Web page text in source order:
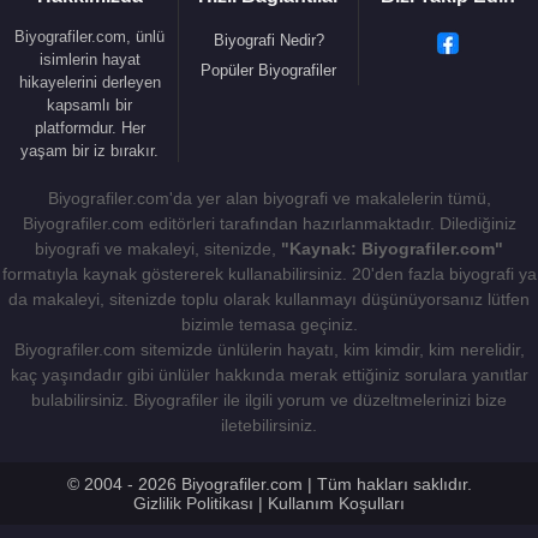
oluşturur.
Anatomi çalışmalarını basit yapılı hayvanlar
üzerinde yapmıştır. Berberi şebeği üzerinde yaptığı
incelemeler onu insan anatomisi üzerinde
inceledi. Kafa sinirlerinin yedi çiftini ve kalp
kapakçıklarını tanımladı. Toplardamar ve atardamar
arasındaki farkları saptadı. O devirde atardamarın
hava taşıdığı düşünülüyordu. Atardamarın hava
değil, kan taşıdığını ortaya koydu. Tüm bunlara
karşın kanın vücutta dolaştığını fark edemedi. İnsan
sağlığının ve hastalığının dört vücut sıvısı (kan,
safra, kara safra, balgam) arasındaki dengeye bağlı
Birçok teorisi modern fizyoloji bilimi tarafından
yargılanmış olmasına rağmen,
Galen
Biyografiler.com, ünlü
isimlerin hayat
hikayelerini derleyen
kapsamlı bir
platformdur. Her
yaşam bir iz bırakır.
Biyografi Nedir?
Popüler Biyografiler
Biyografiler.com'da yer alan biyografi ve makalelerin tümü,
Biyografiler.com editörleri tarafından hazırlanmaktadır. Dilediğiniz
biyografi ve makaleyi, sitenizde, "Kaynak: Biyografiler.com"
formatıyla kaynak göstererek kullanabilirsiniz. 20'den fazla biyografi ya
da makaleyi, sitenizde toplu olarak kullanmayı düşünüyorsanız lütfen
bizimle temasa geçiniz.
Biyografiler.com sitemizde ünlülerin hayatı, kim kimdir, kim nerelidir,
kaç yaşındadır gibi ünlüler hakkında merak ettiğiniz sorulara yanıtlar
bulabilirsiniz. Biyografiler ile ilgili yorum ve düzeltmelerinizi bize
iletebilirsiniz.
© 2004 - 2026 Biyografiler.com | Tüm hakları saklıdır.
Gizlilik Politikası | Kullanım Koşulları